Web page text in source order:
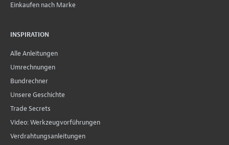
Einkaufen nach Marke
INSPIRATION
Alle Anleitungen
Umrechnungen
Bundrechner
Unsere Geschichte
Trade Secrets
Video: Werkzeugvorführungen
Verdrahtungsanleitungen